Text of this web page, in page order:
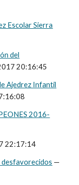
Escolar Sierra
del
20:16:45
Ajedrez Infantil
2016-
22:17:14
desfavorecidos —